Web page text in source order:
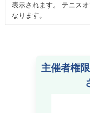
表示されます。 テニス
なります。
主催者権